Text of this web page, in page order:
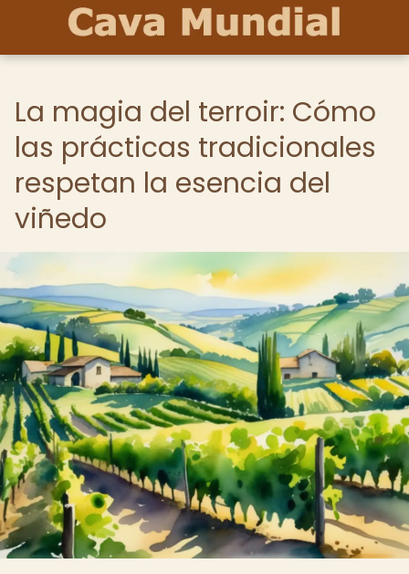
La magia del terroir: Cómo
las prácticas tradicionales
respetan la esencia del
viñedo